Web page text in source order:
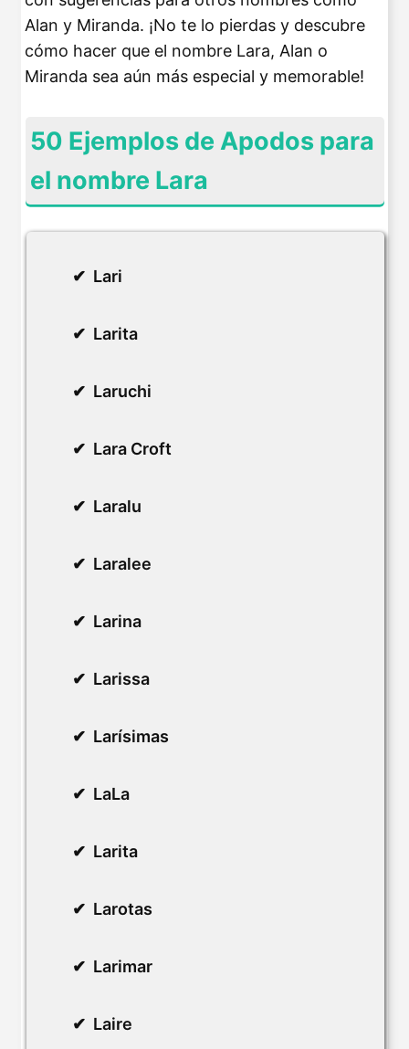
Alan y Miranda. ¡No te lo pierdas y descubre
cómo hacer que el nombre Lara, Alan o
Miranda sea aún más especial y memorable!
50 Ejemplos de Apodos para
el nombre Lara
Lari
Larita
Laruchi
Lara Croft
Laralu
Laralee
Larina
Larissa
Larísimas
LaLa
Larita
Larotas
Larimar
Laire